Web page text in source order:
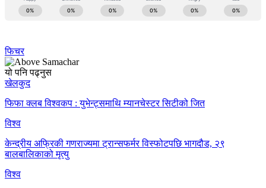
फिचर
यो पनि पढ्नुस
खेलकुद
फिफा क्लब विश्वकप : युभेन्ट्समाथि म्यानचेस्टर सिटीको जित
विश्व
केन्द्रीय अफ्रिकी गणराज्यमा ट्रान्सफर्मर विस्फोटपछि भागदौड, २९
बालबालिकाको मृत्यु
विश्व